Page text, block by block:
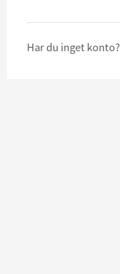
Har du inget konto?